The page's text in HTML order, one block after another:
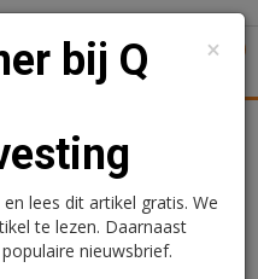
bij Q
×
bij Q
lees dit artikel gratis. We
te lezen. Daarnaast
nieuwsbrief.